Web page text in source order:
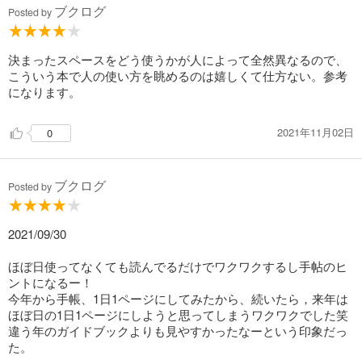
第２章「つづける」では、
実生活に根ざしたほぼ日手帳の活用法を
テーマ別に集めました。
ラグビー日本代表の山中亮平選手が
ラグビーノートとして活用したほぼ日手帳や、
人気インスタグラマー、づんさん直伝の
趣味や仕事、子育て、家のことといった
そして、第3章「きわめる」。
ほぼ日手帳を使う人のなかには、
ほれぼれするようなテクニックや
お持ちの方もいらっしゃいます。
漫画家の成家慎一郎さんが
描き続けている『MOTHER』手帳や、
新たに仲間入りしたばかりの「day-free」を
半年で2冊目と使い込んでいる方が登場。
そして、これまでの公式ガイドブックに
Posted by ブクログ
決まったスペースをどう使うかが人によって全然異なるので、
こういう本で人の使い方を眺めるのは嬉しくて仕方ない。参考
になります。
0 2021年11月02日
Posted by ブクログ
2021/09/30
ほぼ日使ってなくても読んでるだけでワクワクするし手帖のヒ
ントになるー！
今年から手帳、1日1ページにしてみたから、続いたら，来年は
ほぼ日の1日1ページにしようと思ってしまうワクワクでした笑
違う年のガイドブックよりも見やすかったなーという印象だっ
た。